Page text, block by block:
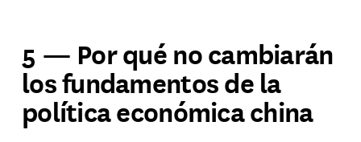
5 — Por qué no cambiarán
los fundamentos de la
política económica china